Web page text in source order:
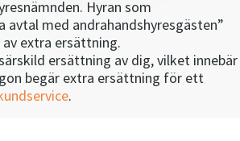
Hyran som
avtal med andrahandshyresgästen”
extra ersättning.
ersättning av dig, vilket innebär
begär extra ersättning för ett
.